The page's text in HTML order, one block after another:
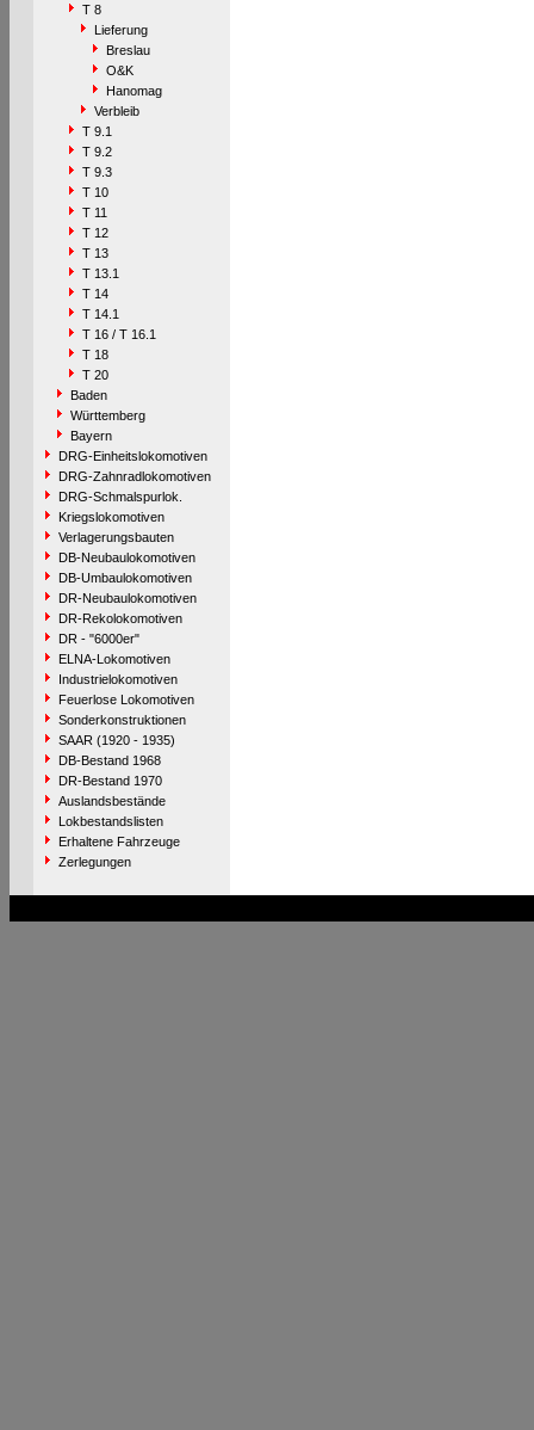
T 8
Lieferung
Breslau
O&K
Hanomag
Verbleib
T 9.1
T 9.2
T 9.3
T 10
T 11
T 12
T 13
T 13.1
T 14
T 14.1
T 16 / T 16.1
T 18
T 20
Baden
Württemberg
Bayern
DRG-Einheitslokomotiven
DRG-Zahnradlokomotiven
DRG-Schmalspurlok.
Kriegslokomotiven
Verlagerungsbauten
DB-Neubaulokomotiven
DB-Umbaulokomotiven
DR-Neubaulokomotiven
DR-Rekolokomotiven
DR - "6000er"
ELNA-Lokomotiven
Industrielokomotiven
Feuerlose Lokomotiven
Sonderkonstruktionen
SAAR (1920 - 1935)
DB-Bestand 1968
DR-Bestand 1970
Auslandsbestände
Lokbestandslisten
Erhaltene Fahrzeuge
Zerlegungen